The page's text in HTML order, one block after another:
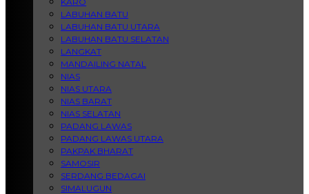
LABUHAN BATU
LABUHAN BATU UTARA
LABUHAN BATU SELATAN
LANGKAT
MANDAILING NATAL
NIAS
NIAS UTARA
NIAS BARAT
NIAS SELATAN
PADANG LAWAS
PADANG LAWAS UTARA
PAKPAK BHARAT
SAMOSIR
SERDANG BEDAGAI
SIMALUGUN